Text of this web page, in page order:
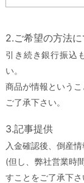
2.ご希望の方法
引き続き銀行振込
い。
商品が情報というこ
ご了承下さい。
3.記事提供
入金確認後、倒産
(但し、弊社営業時
すことをご了承下さ